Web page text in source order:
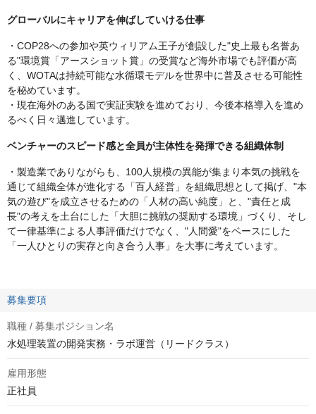
グローバルにキャリアを伸ばしていける仕事
・COP28への参加や英ウィリアム王子が創設した"史上最も名誉あ
る"環境賞「アースショット賞」の受賞など海外市場でも評価が高
く、WOTAは持続可能な水循環モデルを世界中に普及させる可能性
を秘めています。
・現在海外のある国で実証実験を進めており、今後本格導入を進め
るべく日々邁進しています。
ベンチャーのスピード感と全員が主体性を発揮できる組織体制
・製造業でありながらも、100人規模の異能が集まり本気の挑戦を
通じて組織全体が進化する「百人経営」を組織思想として掲げ、"本
気の遊び"を成立させるための「人材の高い純度」と、"責任と成
長"の考えを土台にした「大胆に挑戦の奨励する環境」づくり、そし
て一律基準による人事評価だけでなく、"人間愛"をベースにした
「一人ひとりの実存と向き合う人事」を大事に考えています。
募集要項
職種 / 募集ポジション名
水処理装置の開発実務・ラボ運営（リードクラス）
雇用形態
正社員